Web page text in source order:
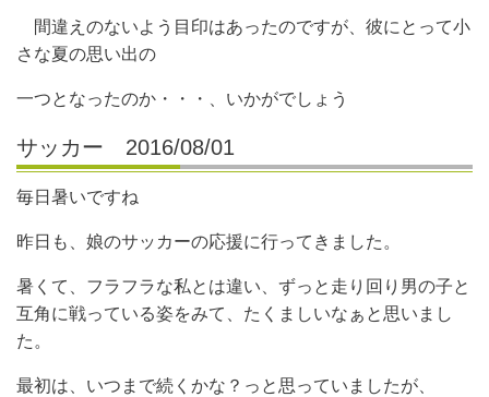
間違えのないよう目印はあったのですが、彼にとって小
さな夏の思い出の
一つとなったのか・・・、いかがでしょう
サッカー 2016/08/01
毎日暑いですね
昨日も、娘のサッカーの応援に行ってきました。
暑くて、フラフラな私とは違い、ずっと走り回り男の子と
互角に戦っている姿をみて、たくましいなぁと思いまし
た。
最初は、いつまで続くかな？っと思っていましたが、